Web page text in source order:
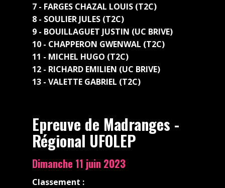
7 - FARGES CHAZAL LOUIS (T2C)
8 - SOULIER JULES (T2C)
9 - BOUILLAGUET JUSTIN (UC BRIVE)
10 - CHAPPERON GWENWAL (T2C)
11 - MICHEL HUGO (T2C)
12 - RICHARD EMILIEN (UC BRIVE)
13 - VALETTE GABRIEL (T2C)
Epreuve de Madranges -
Régional UFOLEP
Dimanche 11 juin 2023
Classement :